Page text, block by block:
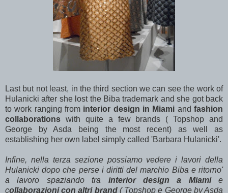
Last but not least, in the third section we can see the work of
Hulanicki after she lost the Biba trademark and she got back
to work ranging from interior design in Miami andfashion
collaborations with quite a few brands ( Topshop and
George by Asda being the most recent) as well as
establishing her own label simply called 'Barbara Hulanicki'.
Infine, nella terza sezione possiamo vedere i lavori della
Hulanicki dopo che perse i diritti del marchio Biba e ritorno'
a lavoro spaziando tra interior design a Miami e
collaborazioni con altri brand( Topshop e George by Asda